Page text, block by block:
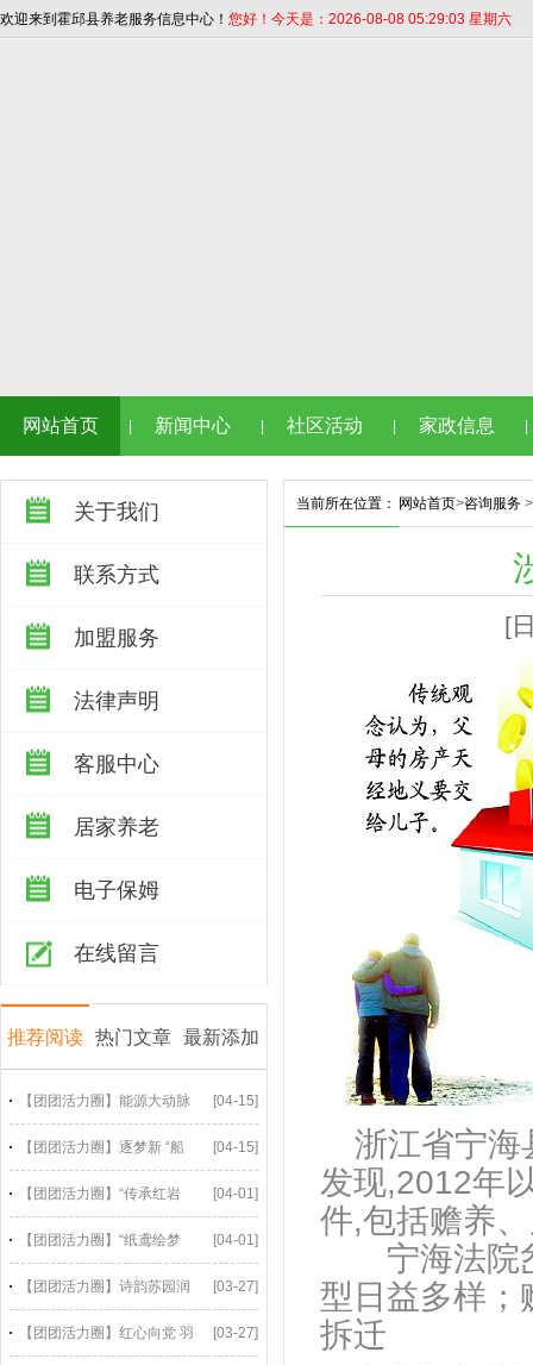
欢迎来到霍邱县养老服务信息中心！ 您好！今天是：2026-08-08 05:29:03 星期六
网站首页 新闻中心 社区活动 家政信息
关于我们
联系方式
加盟服务
法律声明
客服中心
居家养老
电子保姆
在线留言
推荐阅读 热门文章 最新添加
[04-15]
【团团活力圈】能源大动脉
[04-15]
【团团活力圈】逐梦新 “船
[04-01]
【团团活力圈】“传承红岩
[04-01]
【团团活力圈】“纸鸢绘梦
[03-27]
【团团活力圈】诗韵苏园润
[03-27]
【团团活力圈】红心向党 羽
当前所在位置： 网站首页>咨询服务
[
浙江省宁海
发现,2012年
件,包括赡养
宁海法院岔
型日益多样；
拆迁